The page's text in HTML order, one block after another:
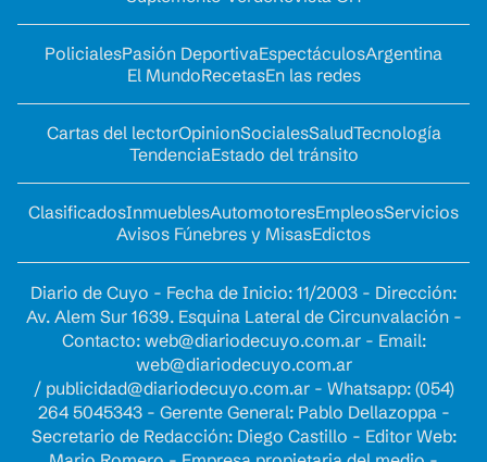
PolicialesPasión DeportivaEspectáculosArgentina
El MundoRecetasEn las redes
Cartas del lectorOpinionSocialesSaludTecnología
TendenciaEstado del tránsito
ClasificadosInmueblesAutomotoresEmpleosServicios
Avisos Fúnebres y MisasEdictos
Diario de Cuyo - Fecha de Inicio: 11/2003 - Dirección:
Av. Alem Sur 1639. Esquina Lateral de Circunvalación -
Contacto: web@diariodecuyo.com.ar- Email:
web@diariodecuyo.com.ar
/ publicidad@diariodecuyo.com.ar- Whatsapp: (054)
264 5045343 - Gerente General: Pablo Dellazoppa -
Secretario de Redacción: Diego Castillo - Editor Web: